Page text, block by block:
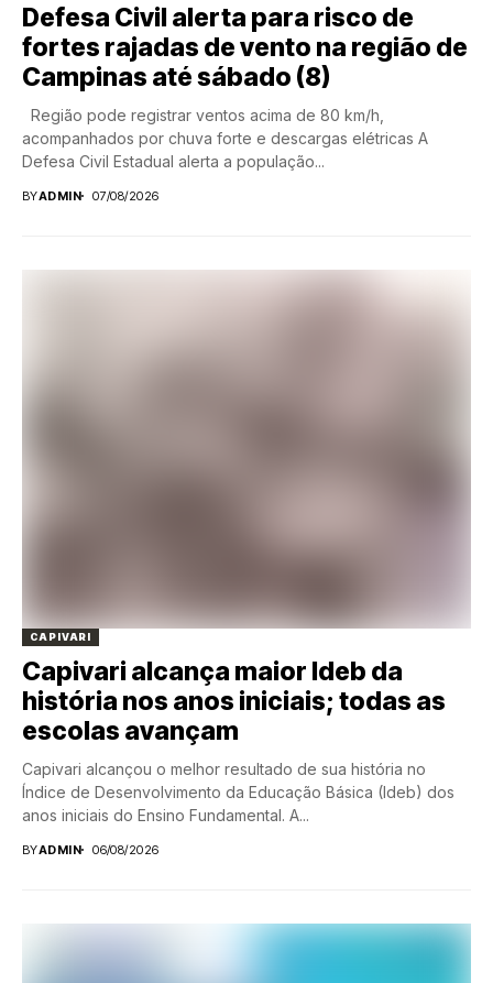
Defesa Civil alerta para risco de
fortes rajadas de vento na região de
Campinas até sábado (8)
Região pode registrar ventos acima de 80 km/h,
acompanhados por chuva forte e descargas elétricas A
Defesa Civil Estadual alerta a população...
BYADMIN 07/08/2026
CAPIVARI
Capivari alcança maior Ideb da
história nos anos iniciais; todas as
escolas avançam
Capivari alcançou o melhor resultado de sua história no
Índice de Desenvolvimento da Educação Básica (Ideb) dos
anos iniciais do Ensino Fundamental. A...
BYADMIN 06/08/2026